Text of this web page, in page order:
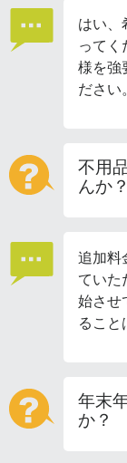
はい、
ってく
様を強
ださい。
不用
んか？
追加料
ていた
始させ
ること
年末
か？